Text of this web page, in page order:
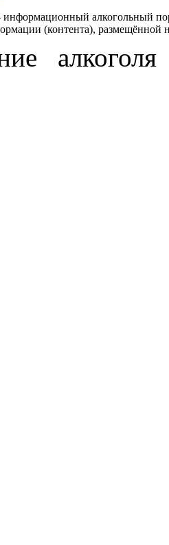
информационный алкогольный
(контента), размещённой